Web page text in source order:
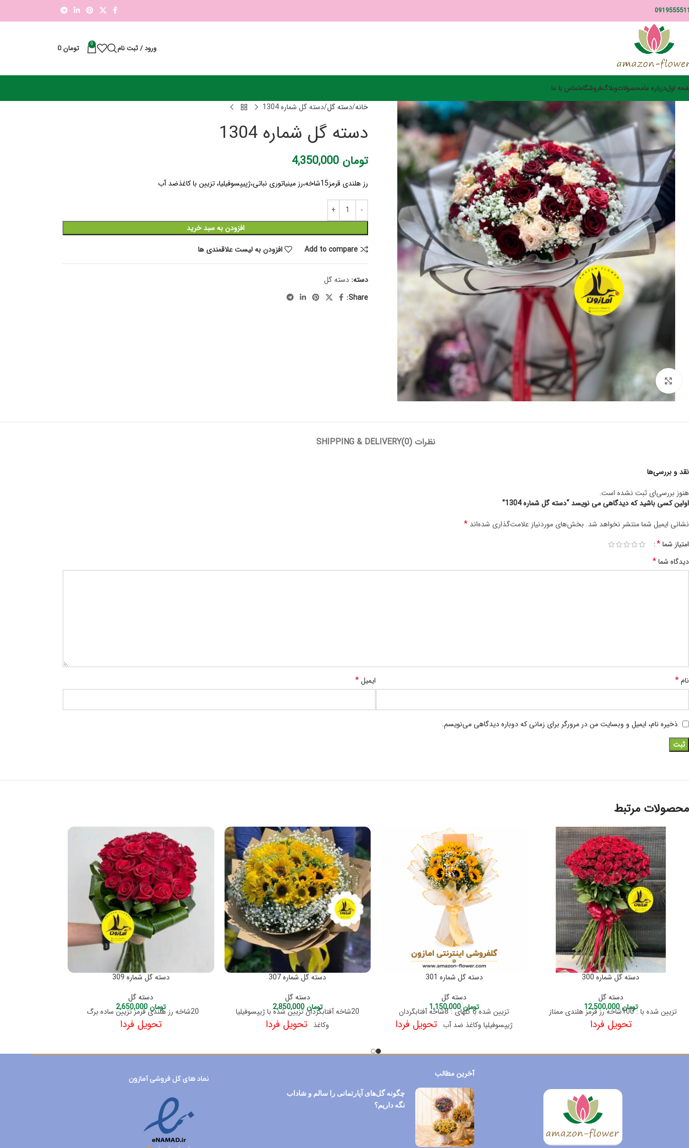
ورود / ثبت نام 0 تومان0
اولدرباره مامحصولاتوبلاگفروشگاهتماس با ما
برای بزرگنمایی کلیک کنید
خانه دسته گل دسته گل شماره 1304
دسته گل شماره 1304
تومان
رز هلندی قرمز15شاخه،رز مینیاتوری نباتی،ژپیپسوفیلیا، تزیین با کاغذضد آب
افزودن به سبد خرید
Add to compare
افزودن به لیست علاقمندی ها
دسته: دسته گل
Share:
نظرات (0) SHIPPING & DELIVERY
نقد و بررسی‌ها
هنوز بررسی‌ای ثبت نشده است.
اولین کسی باشید که دیدگاهی می نویسد “دسته گل شماره 1304”
نشانی ایمیل شما منتشر نخواهد شد. بخش‌های موردنیاز علامت‌گذاری شده‌اند *
امتیاز شما*
دیدگاه شما*
نام* ایمیل*
ذخیره نام، ایمیل و وبسایت من در مرورگر برای زمانی که دوباره دیدگاهی می‌نویسم.
محصولات مرتبط
دسته گل شماره 300
دسته گل
تومان12,500,000 تزیین شده با : 100شاخه رز قرمز هلندی ممتاز
تحویل فردا
دسته گل شماره 301
دسته گل
تومان1,150,000
تزیین شده با گلهای : 8شاخه آفتابگردان
ژیپسوفیلیا وکاغذ ضد آب تحویل فردا
دسته گل شماره 307
دسته گل
تومان2,850,000
20شاخه آفتابگردان تزیین شده با ژیپسوفیلیا
وکاغذ تحویل فردا
دسته گل شماره 309
دسته گل
تومان2,650,000 20شاخه رز هلندی قرمز تزیین ساده برگ
تحویل فردا
آخرین مطالب
چگونه گل‌های آپارتمانی را سالم و شاداب
نگه داریم؟
نماد های گل فروشی آمازون